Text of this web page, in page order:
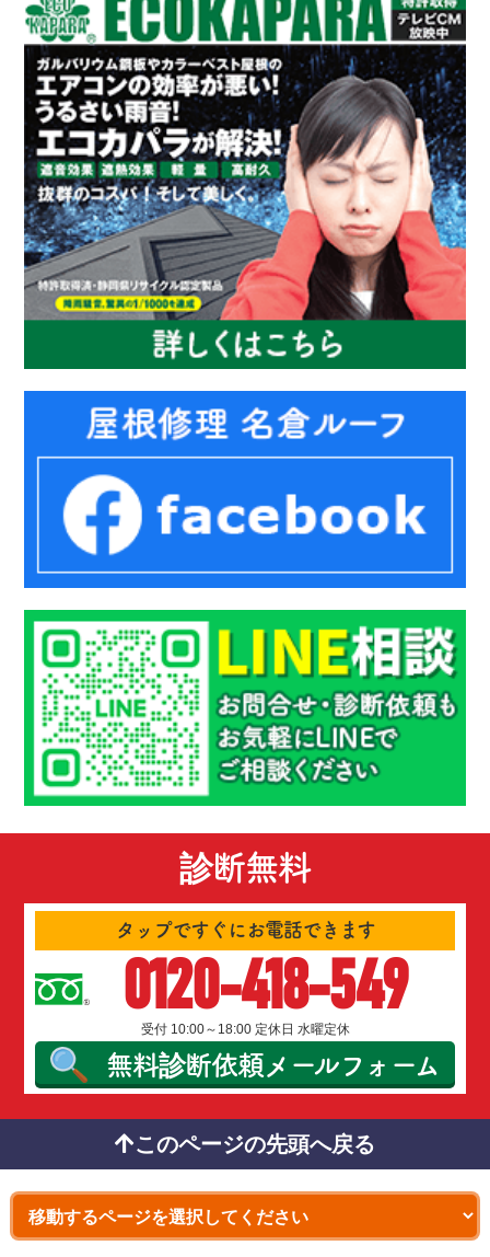
診断無料
タップですぐにお電話できます
0120-418-549
受付 10:00～18:00 定休日 水曜定休
無料診断依頼メールフォーム
このページの先頭へ戻る